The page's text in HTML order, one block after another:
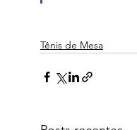
Tênis de Mesa